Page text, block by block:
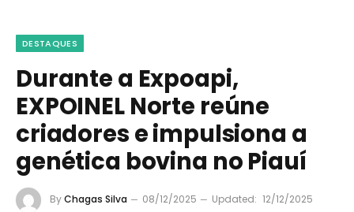
DESTAQUES
Durante a Expoapi,
EXPOINEL Norte reúne
criadores e impulsiona a
genética bovina no Piauí
ByChagas Silva 08/12/2025 Updated: 12/12/2025